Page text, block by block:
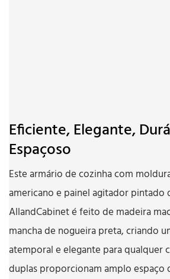
Eficiente, Elegante,
Espaçoso
Este armário de cozinha com
americano e painel agitador pintado
AllandCabinet é feito de madeira
mancha de nogueira preta, criando
atemporal e elegante para qualquer
duplas proporcionam amplo espaço